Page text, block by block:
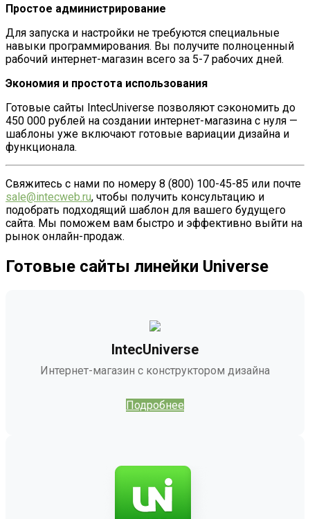
Простое администрирование
Для запуска и настройки не требуются специальные
навыки программирования. Вы получите полноценный
рабочий интернет-магазин всего за 5-7 рабочих дней.
Экономия и простота использования
Готовые сайты IntecUniverse позволяют сэкономить до
450 000 рублей на создании интернет-магазина с нуля —
шаблоны уже включают готовые вариации дизайна и
функционала.
Свяжитесь с нами по номеру 8 (800) 100-45-85 или почте
sale@intecweb.ru, чтобы получить консультацию и
подобрать подходящий шаблон для вашего будущего
сайта. Мы поможем вам быстро и эффективно выйти на
рынок онлайн-продаж.
Готовые сайты линейки Universe
IntecUniverse
Интернет-магазин с конструктором дизайна
Подробнее